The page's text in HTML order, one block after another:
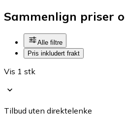
Sammenlign priser
Alle filtre
Pris inkludert frakt
Vis 1 stk
Tilbud uten direktelenke